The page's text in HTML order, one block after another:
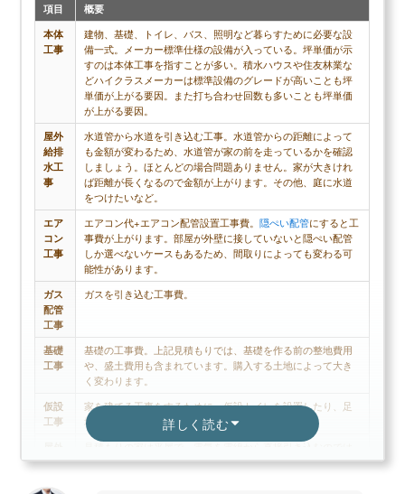
詳しく読む
項目
概要
本体
工事
建物、基礎、トイレ、バス、照明など暮らすために必要な設
備一式。メーカー標準仕様の設備が入っている。坪単価が示
すのは本体工事を指すことが多い。積水ハウスや住友林業な
どハイクラスメーカーは標準設備のグレードが高いことも坪
単価が上がる要因。また打ち合わせ回数も多いことも坪単価
が上がる要因。
屋外
給排
水工
事
水道管から水道を引き込む工事。水道管からの距離によって
も金額が変わるため、水道管が家の前を走っているかを確認
しましょう。ほとんどの場合問題ありません。家が大きけれ
ば距離が長くなるので金額が上がります。その他、庭に水道
をつけたいなど。
エア
コン
工事
エアコン代+エアコン配管設置工事費。 隠ぺい配管にすると工
事費が上がります。部屋が外壁に接していないと隠ぺい配管
しか選べないケースもあるため、間取りによっても変わる可
能性があります。
ガス
配管
工事
ガスを引き込む工事費。
基礎
工事
基礎の工事費。上記見積もりでは、基礎を作る前の整地費用
や、盛土費用も含まれています。購入する土地によって大き
く変わります。
仮設
工事
家を建てる工事をするために、仮設トイレを設置したり、足
場を組む費用。
電気
見積もりの家は平屋で、電気を電線から直接引き込むのでは
なく、敷地内にポールを建てて、ポールを経由して電気を引